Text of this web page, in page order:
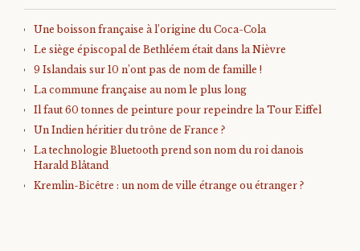
Une boisson française à l’origine du Coca-Cola
Le siège épiscopal de Bethléem était dans la Nièvre
9 Islandais sur 10 n’ont pas de nom de famille !
La commune française au nom le plus long
Il faut 60 tonnes de peinture pour repeindre la Tour Eiffel
Un Indien héritier du trône de France ?
La technologie Bluetooth prend son nom du roi danois
Harald Blåtand
Kremlin-Bicêtre : un nom de ville étrange ou étranger ?